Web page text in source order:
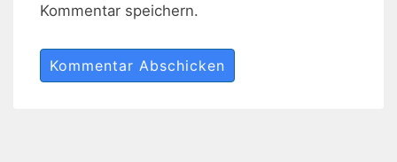
Kommentar speichern.